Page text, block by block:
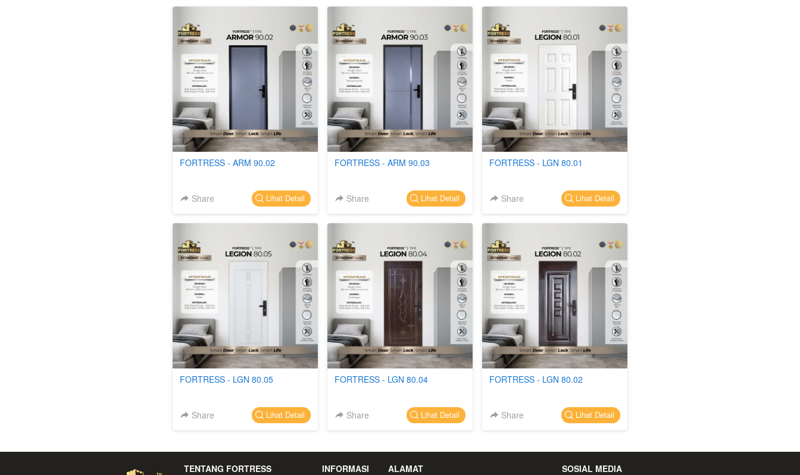
FORTRESS - ARM 90.02
Share ` Lihat Detail
FORTRESS - ARM 90.03
Share ` Lihat Detail
FORTRESS - LGN 80.01
Share ` Lihat Detail
FORTRESS - LGN 80.05
Share ` Lihat Detail
FORTRESS - LGN 80.04
Share ` Lihat Detail
FORTRESS - LGN 80.02
Share ` Lihat Detail
TENTANG FORTRESS INFORMASI ALAMAT SOSIAL MEDIA